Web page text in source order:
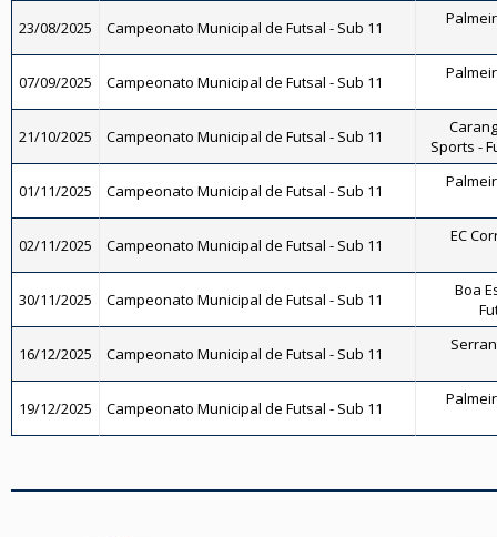
23/08/2025 Campeonato Municipal de Futsal - Sub 11
07/09/2025 Campeonato Municipal de Futsal - Sub 11
21/10/2025 Campeonato Municipal de Futsal - Sub 11
Sports -
01/11/2025 Campeonato Municipal de Futsal - Sub 11
02/11/2025 Campeonato Municipal de Futsal - Sub 11 EC
30/11/2025 Campeonato Municipal de Futsal - Sub 11
Boa
16/12/2025 Campeonato Municipal de Futsal - Sub 11
19/12/2025 Campeonato Municipal de Futsal - Sub 11